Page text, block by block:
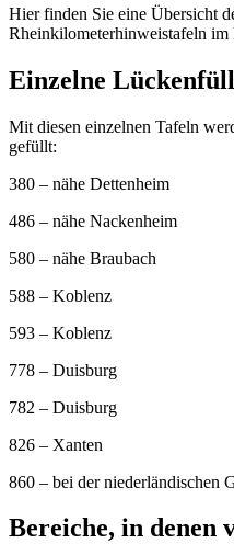
Hier finden Sie eine Übersicht
Rheinkilometerhinweistafeln
Einzelne
Mit diesen einzelnen Tafeln
gefüllt:
380 – nähe Dettenheim
486 – nähe Nackenheim
580 – nähe Braubach
588 – Koblenz
593 – Koblenz
778 – Duisburg
782 – Duisburg
826 – Xanten
860 – bei der niederländischen
Bereiche, in denen